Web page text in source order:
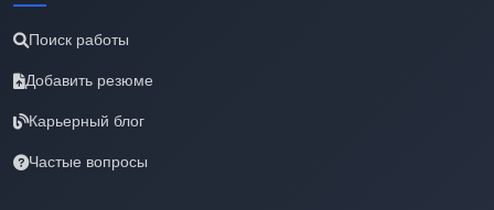
Поиск работы
Добавить резюме
Карьерный блог
Частые вопросы